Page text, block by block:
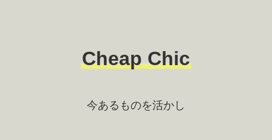
Cheap Chic
今あるものを活かし